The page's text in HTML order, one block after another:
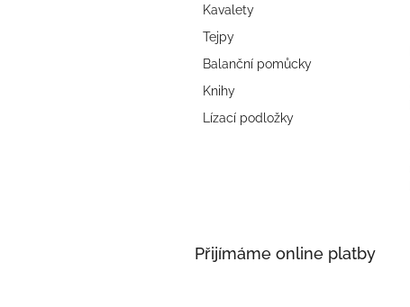
Kavalety
Tejpy
Balanční pomůcky
Knihy
Lízací podložky
Přijímáme online platby